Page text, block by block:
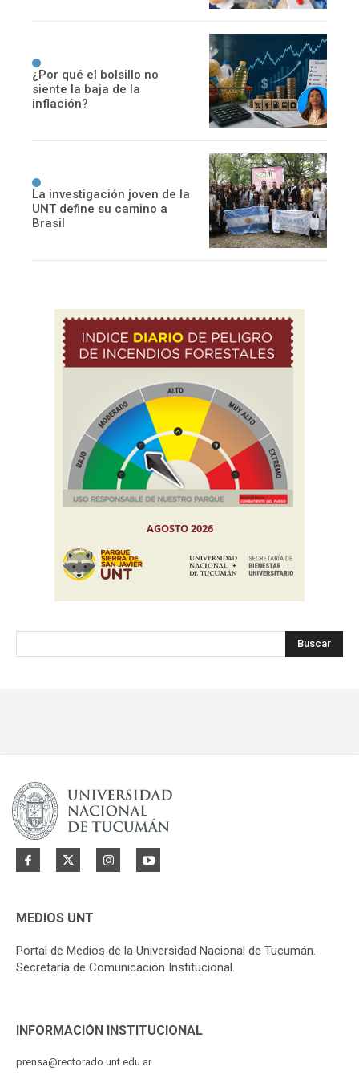
¿Por qué el bolsillo no
siente la baja de la
inflación?
La investigación joven de la
UNT define su camino a
Brasil
Buscar
MEDIOS UNT
Portal de Medios de la Universidad Nacional de Tucumán.
Secretaría de Comunicación Institucional.
INFORMACIÓN INSTITUCIONAL
prensa@rectorado.unt.edu.ar